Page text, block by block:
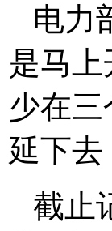
电力
是马
少在
延下
截止